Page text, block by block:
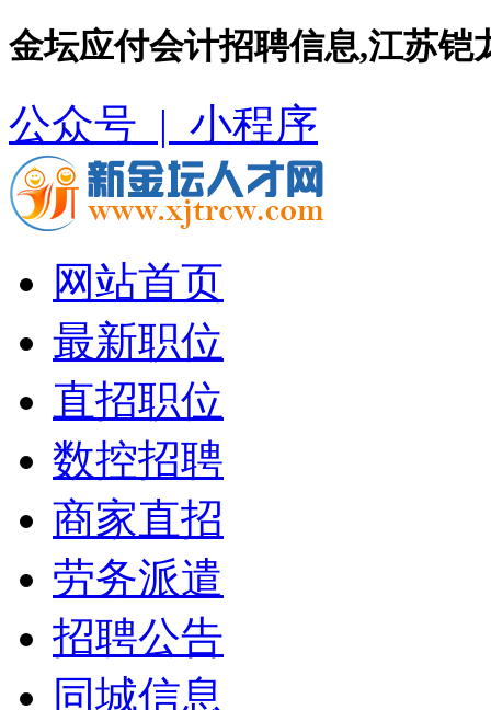
金坛应付会计招聘信息,江苏
公众号 | 小程序
网站首页
最新职位
直招职位
数控招聘
商家直招
劳务派遣
招聘公告
同城信息